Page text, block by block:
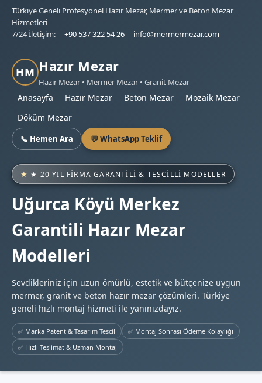
Türkiye Geneli Profesyonel Hazır Mezar, Mermer ve Beton Mezar
Hizmetleri
7/24 İletişim:
+90 537 322 54 26 info@mermermezar.com
HM Hazır Mezar
Hazır Mezar • Mermer Mezar • Granit Mezar
Anasayfa Hazır Mezar Beton Mezar
Mozaik Mezar
Döküm Mezar
📞 Hemen Ara 💬 WhatsApp Teklif
★ 20 YIL FIRMA GARANTILI & TESCILLI MODELLER
Uğurca Köyü Merkez
Garantili Hazır Mezar
Modelleri
Sevdikleriniz için uzun ömürlü, estetik ve bütçenize uygun
mermer, granit ve beton hazır mezar çözümleri. Türkiye
geneli hızlı montaj hizmeti ile yanınızdayız.
✅ Marka Patent & Tasarım Tescil
✅ Montaj Sonrası Ödeme Kolaylığı
✅ Hızlı Teslimat & Uzman Montaj